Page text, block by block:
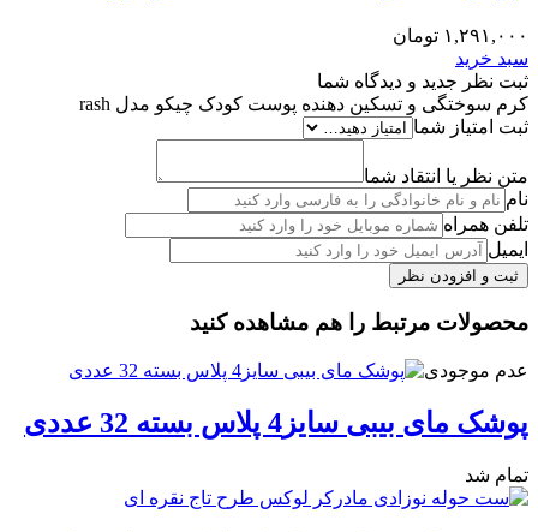
۱,۲۹۱,۰۰۰ تومان
سبد خرید
ثبت نظر جدید و دیدگاه شما
کرم سوختگی و تسکین دهنده پوست کودک چیکو مدل rash
ثبت امتیاز شما
متن نظر یا انتقاد شما
نام
تلفن همراه
ایمیل
محصولات مرتبط را هم مشاهده کنید
عدم موجودی
پوشک مای بیبی سایز4 پلاس بسته 32 عددی
تمام شد